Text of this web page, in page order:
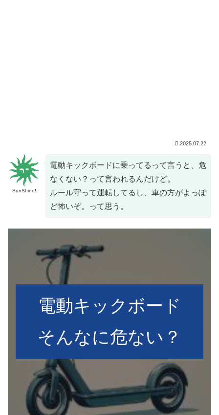
2025.07.22
SunShine!
電動キックボードに乗ってるって言うと、危
なくない？って言われるんだけど。
ルール守って運転してるし、車の方がよっぽ
ど怖いぞ。って思う。
電動キックボード
そんなに危ない？